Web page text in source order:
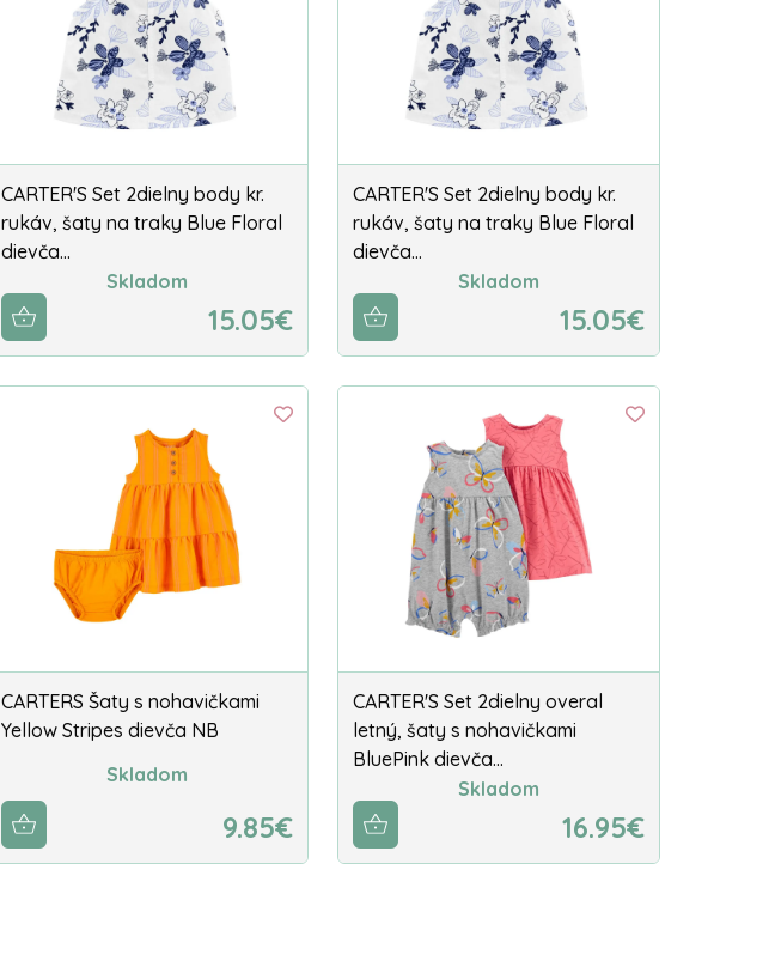
CARTER'S Set 2dielny body kr.
rukáv, šaty na traky Blue Floral
dievča…
Skladom
15.05€
CARTER'S Set 2dielny body kr.
rukáv, šaty na traky Blue Floral
dievča…
Skladom
15.05€
CARTERS Šaty s nohavičkami
Yellow Stripes dievča NB
Skladom
9.85€
CARTER'S Set 2dielny overal
letný, šaty s nohavičkami
BluePink dievča…
Skladom
16.95€